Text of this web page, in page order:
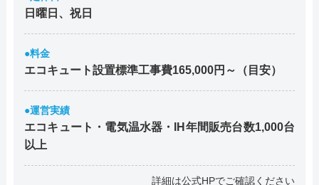
日曜日、祝日
●料金
エコキュート設置標準工事費165,000円～（目安）
●運営実績
エコキュート・電気温水器・IH年間販売台数1,000台
以上
詳細は公式HPでご確認ください